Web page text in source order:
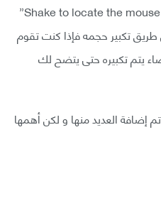
ومن الإضافات الموفقة “Shake to locate the mouse pointer”
تكبير حجمه فإذا كنت تقوم
يتم تكبيره حتى يتضح لك
العديد منها و لكن أهمها